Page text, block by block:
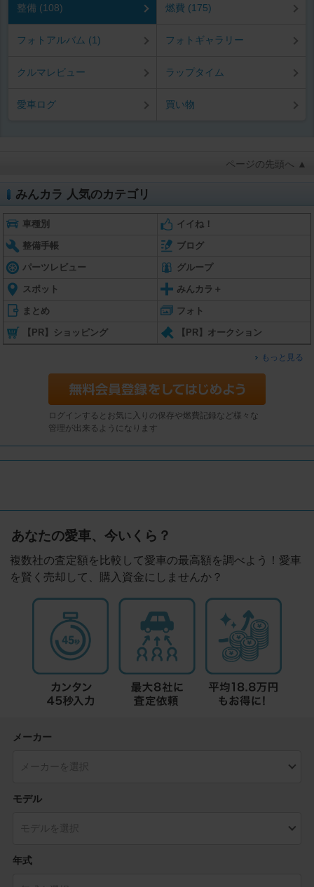
整備 (108) 燃費 (175)
フォトアルバム (1) フォトギャラリー
クルマレビュー ラップタイム
愛車ログ 買い物
ページの先頭へ ▲
みんカラ 人気のカテゴリ
車種別 イイね！
整備手帳 ブログ
パーツレビュー グループ
スポット みんカラ＋
まとめ フォト
【PR】ショッピング 【PR】オークション
もっと見る
ログインするとお気に入りの保存や燃費記録など様々な
管理が出来るようになります
あなたの愛車、今いくら？
複数社の査定額を比較して愛車の最高額を調べよう！愛車
を賢く売却して、購入資金にしませんか？
メーカー
モデル
年式